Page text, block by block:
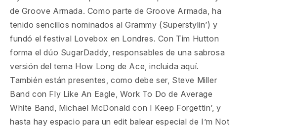
de Groove Armada. Como parte de Groove Armada, ha
tenido sencillos nominados al Grammy (Superstylin’) y
fundó el festival Lovebox en Londres. Con Tim Hutton
forma el dúo SugarDaddy, responsables de una sabrosa
versión del tema How Long de Ace, incluida aquí.
También están presentes, como debe ser, Steve Miller
Band con Fly Like An Eagle, Work To Do de Average
White Band, Michael McDonald con I Keep Forgettin’, y
hasta hay espacio para un edit balear especial de I’m Not